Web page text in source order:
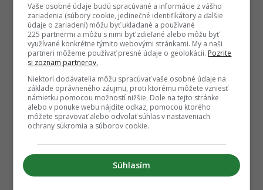
Vaše osobné údaje budú spracúvané a informácie z vášho
zariadenia (súbory cookie, jedinečné identifikátory a ďalšie
údaje o zariadení) môžu byť ukladané a používané
225 partnermi a môžu s nimi byť zdieľané alebo môžu byť
využívané konkrétne týmito webovými stránkami. My a naši
partneri môžeme používať presné údaje o geolokácii. Pozrite
si zoznam partnerov.
Niektorí dodávatelia môžu spracúvať vaše osobné údaje na
základe oprávneného záujmu, proti ktorému môžete vzniesť
námietku pomocou možností nižšie. Dole na tejto stránke
alebo v ponuke webu nájdite odkaz, pomocou ktorého
môžete spravovať alebo odvolať súhlas v nastaveniach
ochrany súkromia a súborov cookie.
Súhlasím